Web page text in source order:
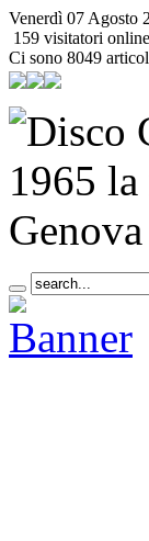
Venerdì 07 Agosto
159 visitatori online
Ci sono 8049